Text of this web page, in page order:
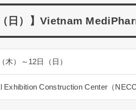
日）】Vietnam
木）～12日（日）
Exhibition Construction Center（